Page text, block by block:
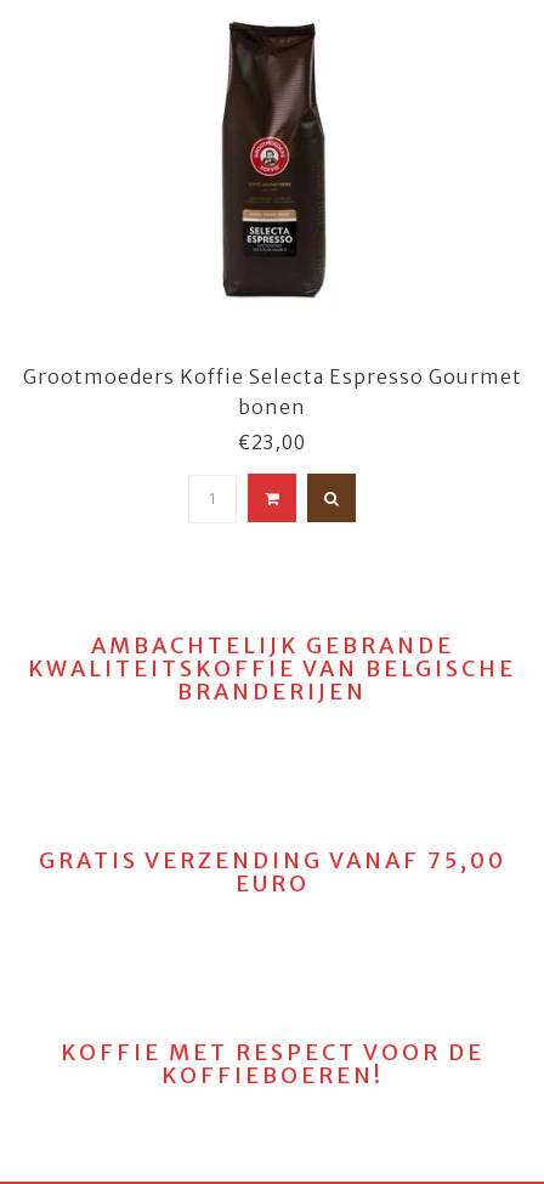
Grootmoeders Koffie Selecta Espresso Gourmet
bonen
€23,00
AMBACHTELIJK GEBRANDE
KWALITEITSKOFFIE VAN BELGISCHE
BRANDERIJEN
GRATIS VERZENDING VANAF 75,00
EURO
KOFFIE MET RESPECT VOOR DE
KOFFIEBOEREN!